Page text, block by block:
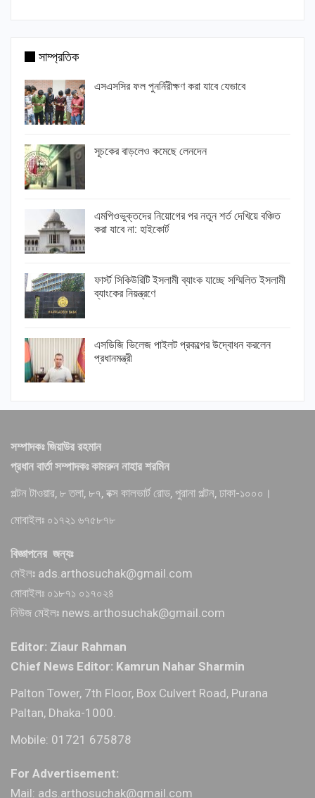
সাম্প্রতিক
এসএসসির ফল পুনর্নিরীক্ষণ করা যাবে যেভাবে
সূচকের বাড়লেও কমেছে লেনদেন
এমপিওভুক্তদের নিয়োগের পর নতুন শর্ত দেখিয়ে বঞ্চিত
করা যাবে না: হাইকোর্ট
ফার্স্ট সিকিউরিটি ইসলামী ব্যাংক যাচ্ছে সম্মিলিত ইসলামী
ব্যাংকের নিয়ন্ত্রণে
এসডিজি ভিলেজ পাইলট প্রকল্পের উদ্বোধন করলেন
প্রধানমন্ত্রী
সম্পাদকঃ জিয়াউর রহমান
প্রধান বার্তা সম্পাদকঃ কামরুন নাহার শরমিন
পল্টন টাওয়ার, ৮ তলা, ৮৭, বক্স কালভার্ট রোড, পুরানা পল্টন, ঢাকা-১০০০।
মোবাইলঃ ০১৭২১ ৬৭৫৮৭৮
বিজ্ঞাপনের জন্যঃ
মেইলঃ ads.arthosuchak@gmail.com
মোবাইলঃ ০১৮৭১ ০১৭০২৪
নিউজ মেইলঃ news.arthosuchak@gmail.com
Editor: Ziaur Rahman
Chief News Editor: Kamrun Nahar Sharmin
Palton Tower, 7th Floor, Box Culvert Road, Purana
Paltan, Dhaka-1000.
Mobile: 01721 675878
For Advertisement:
Mail: ads.arthosuchak@gmail.com